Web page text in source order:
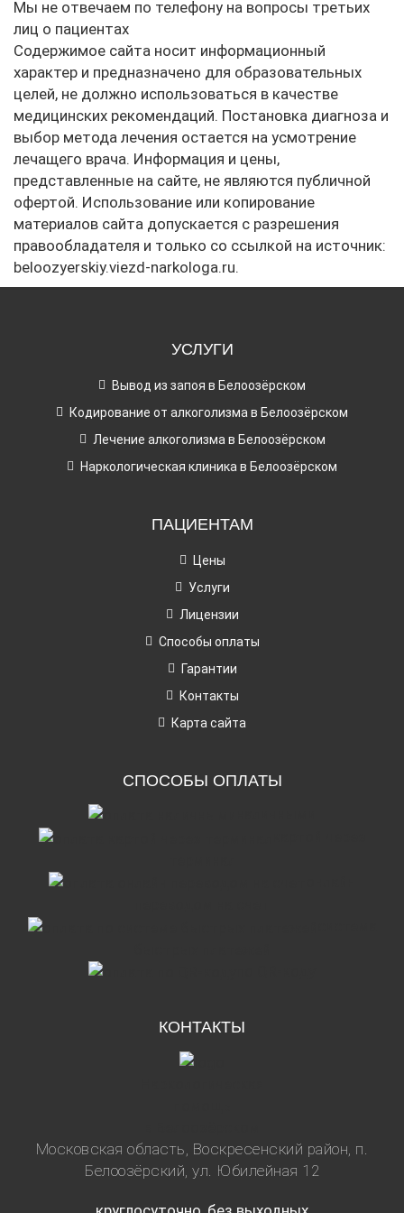
Мы не отвечаем по телефону на вопросы третьих
лиц о пациентах
Содержимое сайта носит информационный
характер и предназначено для образовательных
целей, не должно использоваться в качестве
медицинских рекомендаций. Постановка диагноза и
выбор метода лечения остается на усмотрение
лечащего врача. Информация и цены,
представленные на сайте, не являются публичной
офертой. Использование или копирование
материалов сайта допускается с разрешения
правообладателя и только со ссылкой на источник:
beloozyerskiy.viezd-narkologa.ru.
УСЛУГИ
Вывод из запоя в Белоозёрском
Кодирование от алкоголизма в Белоозёрском
Лечение алкоголизма в Белоозёрском
Наркологическая клиника в Белоозёрском
ПАЦИЕНТАМ
Цены
Услуги
Лицензии
Способы оплаты
Гарантии
Контакты
Карта сайта
СПОСОБЫ ОПЛАТЫ
КОНТАКТЫ
Московская область, Воскресенский район, п.
Белоозёрский, ул. Юбилейная 12